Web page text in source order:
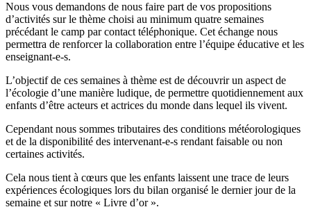
Nous vous demandons de nous faire part de vos propositions
d’activités sur le thème choisi au minimum quatre semaines
précédant le camp par contact téléphonique. Cet échange nous
permettra de renforcer la collaboration entre l’équipe éducative et les
enseignant-e-s.
L’objectif de ces semaines à thème est de découvrir un aspect de
l’écologie d’une manière ludique, de permettre quotidiennement aux
enfants d’être acteurs et actrices du monde dans lequel ils vivent.
Cependant nous sommes tributaires des conditions météorologiques
et de la disponibilité des intervenant-e-s rendant faisable ou non
certaines activités.
Cela nous tient à cœurs que les enfants laissent une trace de leurs
expériences écologiques lors du bilan organisé le dernier jour de la
semaine et sur notre « Livre d’or ».